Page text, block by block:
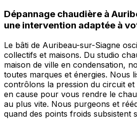
Dépannage chaudière à
une intervention adaptée à
Le bâti de Auribeau-sur-Siagne
collectifs et maisons. Du studio
maison de ville en condensation,
toutes marques et énergies. Nous
contrôlons la pression du circuit
en cause pour vous rendre le
au plus vite. Nous purgeons et
quand des points froids subsistent